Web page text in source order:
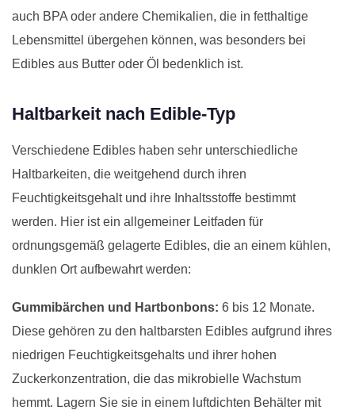
auch BPA oder andere Chemikalien, die in fetthaltige
Lebensmittel übergehen können, was besonders bei
Edibles aus Butter oder Öl bedenklich ist.
Haltbarkeit nach Edible-Typ
Verschiedene Edibles haben sehr unterschiedliche
Haltbarkeiten, die weitgehend durch ihren
Feuchtigkeitsgehalt und ihre Inhaltsstoffe bestimmt
werden. Hier ist ein allgemeiner Leitfaden für
ordnungsgemäß gelagerte Edibles, die an einem kühlen,
dunklen Ort aufbewahrt werden:
Gummibärchen und Hartbonbons: 6 bis 12 Monate.
Diese gehören zu den haltbarsten Edibles aufgrund ihres
niedrigen Feuchtigkeitsgehalts und ihrer hohen
Zuckerkonzentration, die das mikrobielle Wachstum
hemmt. Lagern Sie sie in einem luftdichten Behälter mit